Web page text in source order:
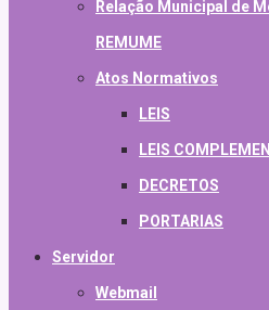
Relação Municipal de
REMUME
Atos Normativos
LEIS
LEIS
DECRETOS
PORTARIAS
Servidor
Webmail